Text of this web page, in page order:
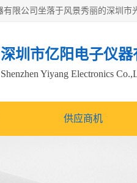
深圳市亿阳电子仪器
Shenzhen Yiyang Electronics
供应商机